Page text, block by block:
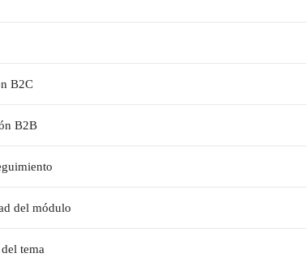
B2C
B2B
del módulo
tema